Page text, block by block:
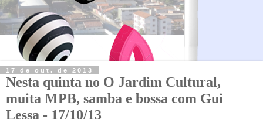
17 de out. de 2013
Nesta quinta no O Jardim Cultural,
muita MPB, samba e bossa com Gui
Lessa - 17/10/13